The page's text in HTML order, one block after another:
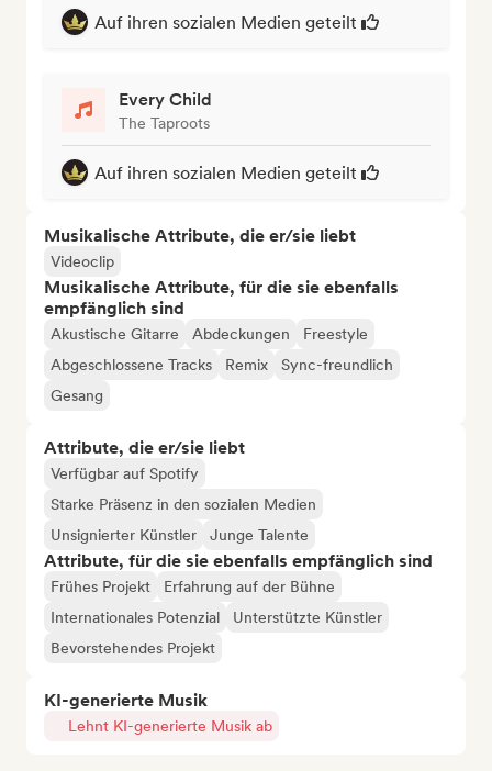
Auf ihren sozialen Medien geteilt
Every Child
The Taproots
Auf ihren sozialen Medien geteilt
Musikalische Attribute, die er/sie liebt
Videoclip
Musikalische Attribute, für die sie ebenfalls
empfänglich sind
Akustische Gitarre Abdeckungen
Freestyle
Abgeschlossene Tracks
Remix
Sync-freundlich
Gesang
Attribute, die er/sie liebt
Verfügbar auf Spotify
Starke Präsenz in den sozialen Medien
Unsignierter Künstler
Junge Talente
Attribute, für die sie ebenfalls empfänglich sind
Frühes Projekt
Erfahrung auf der Bühne
Internationales Potenzial
Unterstützte Künstler
Bevorstehendes Projekt
KI-generierte Musik
Lehnt KI-generierte Musik ab